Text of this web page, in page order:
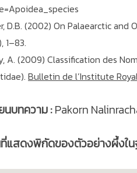
D.B. (2002) On Palaearctic and
1–83.
A. (2009) Classification des
Bulletin de l’Institute
นบทความ :Pakorn
แสดงพิกัดของตัวอย่างผึ้งใ